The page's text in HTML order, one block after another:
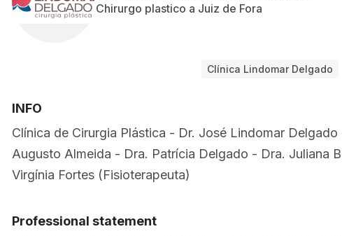
Chirurgo plastico a Juiz de Fora
Clínica Lindomar Delgado
INFO
Clínica de Cirurgia Plástica - Dr. José Lindomar
Augusto Almeida - Dra. Patrícia Delgado - Dra. Juliana
Virgínia Fortes (Fisioterapeuta)
Professional statement